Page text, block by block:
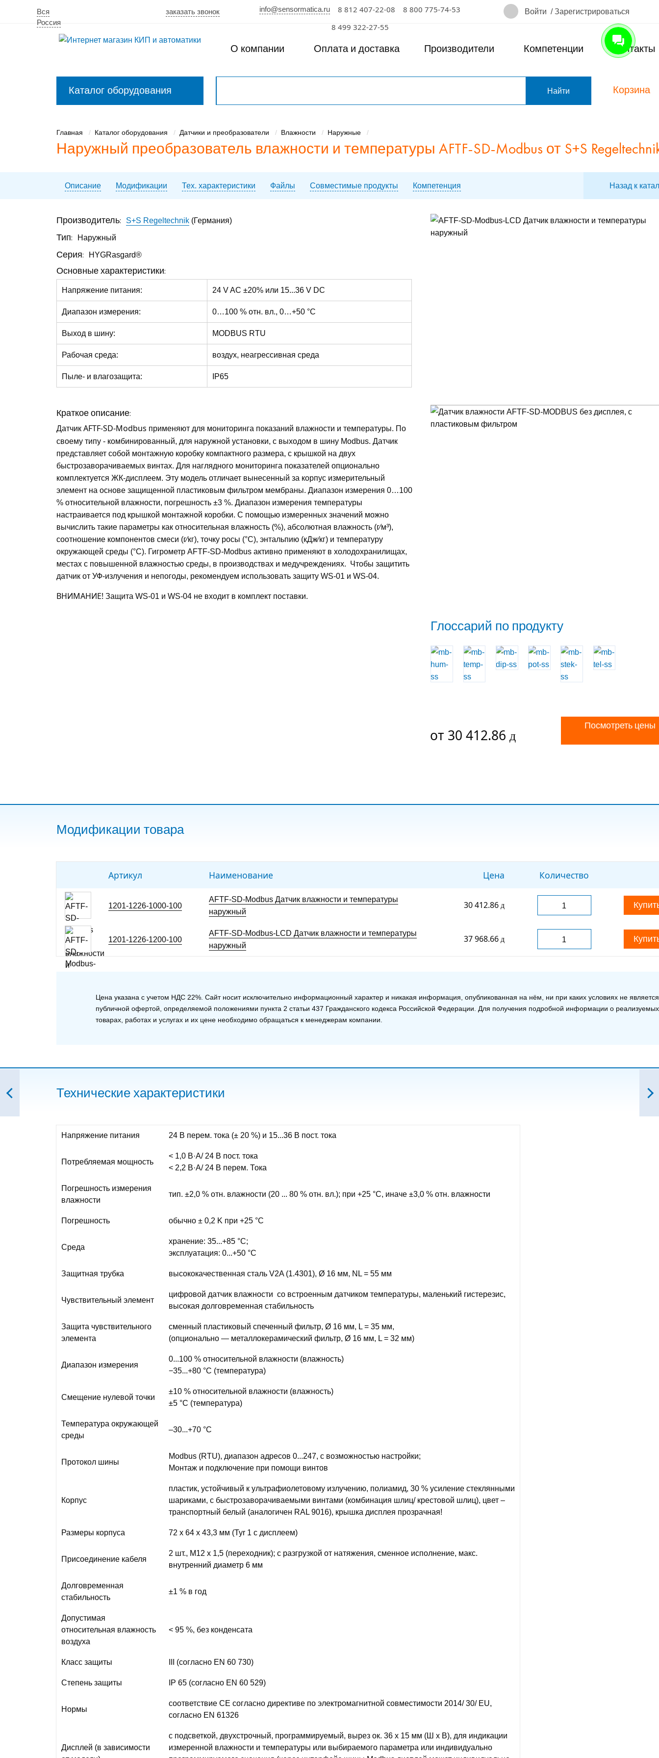
Вся
Россия
заказать звонок info@sensormatica.ru 8 812 407-22-08
8 800 775-74-53
8 499 322-27-55
Войти /Зарегистрироваться
О компании Оплата и доставка Производители Компетенции Контакты
Каталог оборудования Корзина
Главная Каталог оборудования Датчики и преобразователи Влажности Наружные
Наружный преобразователь влажности и температуры AFTF-SD-Modbus от S+S
Описание Модификации Тех. характеристики Файлы Совместимые продукты Компетенция Назад к
Глоссарий по продукту
Посмотреть цены
от 30 412.86
Производитель: S+S Regeltechnik (Германия)
Тип: Наружный
Серия: HYGRasgard®
Основные характеристики:
Напряжение питания: 24 V AC ±20% или 15...36 V DC
Диапазон измерения: 0…100 % отн. вл., 0…+50 °C
Выход в шину: MODBUS RTU
Рабочая среда: воздух, неагрессивная среда
Пыле- и влагозащита: IP65
Краткое описание:
ДатчикAFTF-SD-Modbus применяют для мониторинга показаний влажности и температуры. По
своему типу - комбинированный, для наружной установки, с выходом в шину Modbus. Датчик
представляет собой монтажную коробку компактного размера, с крышкой на двух
быстрозаворачиваемых винтах. Для наглядного мониторинга показателей опционально
комплектуется ЖК-дисплеем. Эту модель отличает вынесенный за корпус измерительный
элемент на основе защищенной пластиковым фильтром мембраны. Диапазон измерения 0…100
% относительной влажности, погрешность ±3 %. Диапазон измерения температуры
настраивается под крышкой монтажной коробки. С помощью измеренных значений можно
вычислить такие параметры как относительная влажность (%), абсолютная влажность (г⁄м³),
соотношение компонентов смеси (г⁄кг), точку росы (°C), энтальпию (кДж⁄кг) и температуру
окружающей среды (°C). Гигрометр AFTF-SD-Modbus активно применяют в холодохранилищах,
местах с повышенной влажностью среды, в производствах и медучреждениях. Чтобы защитить
датчик от УФ-излучения и непогоды, рекомендуем использовать защиту WS-01 и WS-04.
ВНИМАНИЕ! Защита WS-01 и WS-04 не входит в комплект поставки.
Модификации товара
Артикул Наименование Цена Количество
1201-1226-1000-100
AFTF-SD-Modbus Датчик влажности и температуры
наружный
30 412.86
1201-1226-1200-100
AFTF-SD-Modbus-LCD Датчик влажности и температуры
наружный
37 968.66
Цена указана с учетом НДС 22%. Сайт носит исключительно информационный характер и никакая информация, опубликованная на нём, ни при каких условиях не является
публичной офертой, определяемой положениями пункта 2 статьи 437 Гражданского кодекса Российской Федерации. Для получения подробной информации о реализуемых
товарах, работах и услугах и их цене необходимо обращаться к менеджерам компании.
Технические характеристики
Напряжение питания 24 В перем. тока (± 20 %) и 15...36 В пост. тока
Потребляемая мощность
< 1,0 В·А/ 24 В пост. тока
< 2,2 В·А/ 24 В перем. Тока
Погрешность измерения
влажности
тип. ±2,0 % отн. влажности (20 ... 80 % отн. вл.); при +25 °C, иначе ±3,0 % отн. влажности
Погрешность обычно ± 0,2 K при +25 °C
Среда
хранение: 35...+85 °C;
эксплуатация: 0...+50 °C
Защитная трубка
высококачественная сталь V2A (1.4301), Ø 16 мм, NL = 55 мм
Чувствительный элемент
цифровой датчик влажности со встроенным датчиком температуры, маленький гистерезис,
высокая долговременная стабильность
Защита чувствительного
элемента
сменный пластиковый спеченный фильтр, Ø 16 мм, L = 35 мм,
(опционально — металлокерамический фильтр, Ø 16 мм, L = 32 мм)
Диапазон измерения
0...100 % относительной влажности (влажность)
−35...+80 °C (температура)
Смещение нулевой точки
±10 % относительной влажности (влажность)
±5 °C (температура)
Температура окружающей
среды
–30...+70 °C
Протокол шины
Modbus (RTU), диапазон адресов 0...247, с возможностью настройки;
Монтаж и подключение при помощи винтов
Корпус
пластик, устойчивый к ультрафиолетовому излучению, полиамид, 30 % усиление стеклянными
шариками, с быстрозаворачиваемыми винтами (комбинация шлиц/ крестовой шлиц), цвет –
транспортный белый (аналогичен RAL 9016), крышка дисплея прозрачная!
Размеры корпуса
72 x 64 x 43,3 мм (Tyr 1 c дисплеем)
Присоединение кабеля
2 шт., M12 x 1,5 (переходник); с разгрузкой от натяжения, сменное исполнение, макс.
внутренний диаметр 6 мм
Долговременная
стабильность
±1 % в год
Допустимая
относительная влажность
воздуха
< 95 %, без конденсата
Класс защиты
III (согласно EN 60 730)
Степень защиты
IP 65 (согласно EN 60 529)
Нормы
соответствие CE согласно директиве по электромагнитной совместимости 2014/ 30/ EU,
согласно EN 61326
Дисплей (в зависимости
с подсветкой, двухстрочный, программируемый, вырез ок. 36 x 15 мм (Ш x В), для индикации
измеренной влажности и температуры или выбираемого параметра или индивидуально